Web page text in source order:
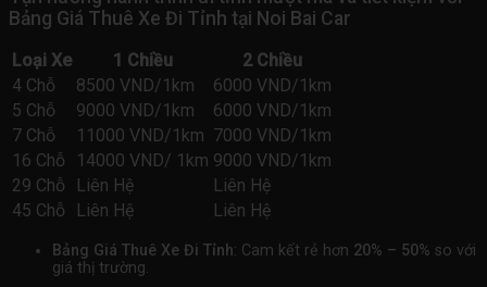
Bảng Giá Thuê Xe Đi Tỉnh tại Noi Bai Car
Loại Xe 1 Chiều
2 Chiều
4 Chỗ
8500 VND/1km
6000 VND/1km
5 Chỗ
9000 VND/1km
6000 VND/1km
7 Chỗ
11000 VND/1km 7000 VND/1km
16 Chỗ
14000 VND/ 1km 9000 VND/1km
29 Chỗ
Liên Hệ
Liên Hệ
45 Chỗ
Liên Hệ Liên Hệ
Bảng Giá Thuê Xe Đi Tỉnh: Cam kết rẻ hơn 20% – 50% so với
giá thị trường.